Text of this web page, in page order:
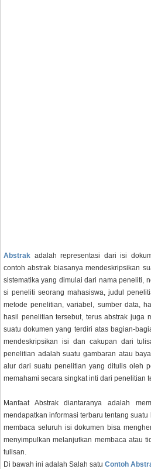
Abstrak adalah representasi dari isi
contoh abstrak biasanya mendeskripsikan
sistematika yang dimulai dari nama peneliti,
si peneliti seorang mahasiswa, judul
metode penelitian, variabel, sumber data,
hasil penelitian tersebut, terus abstrak juga
suatu dokumen yang terdiri atas bagian-
mendeskripsikan isi dan cakupan dari
penelitian adalah suatu gambaran atau
alur dari suatu penelitian yang ditulis oleh
memahami secara singkat inti dari penelitian
Manfaat Abstrak diantaranya adalah
mendapatkan informasi terbaru tentang
membaca seluruh isi dokumen bisa
menyimpulkan melanjutkan membaca atau
tulisan.
Di bawah ini adalah Salah satu Contoh